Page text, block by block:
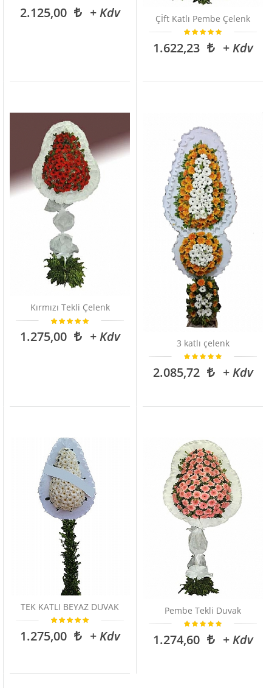
2.125,00 + Kdv Çİft Katlı Pembe Çelenk
1.622,23 + Kdv
Kırmızı Tekli Çelenk
1.275,00 + Kdv 3 katlı çelenk
2.085,72 + Kdv
TEK KATLI BEYAZ DUVAK
1.275,00 + Kdv
Pembe Tekli Duvak
1.274,60 + Kdv